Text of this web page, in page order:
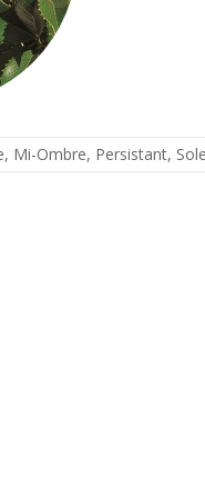
, Mi-Ombre, Persistant,